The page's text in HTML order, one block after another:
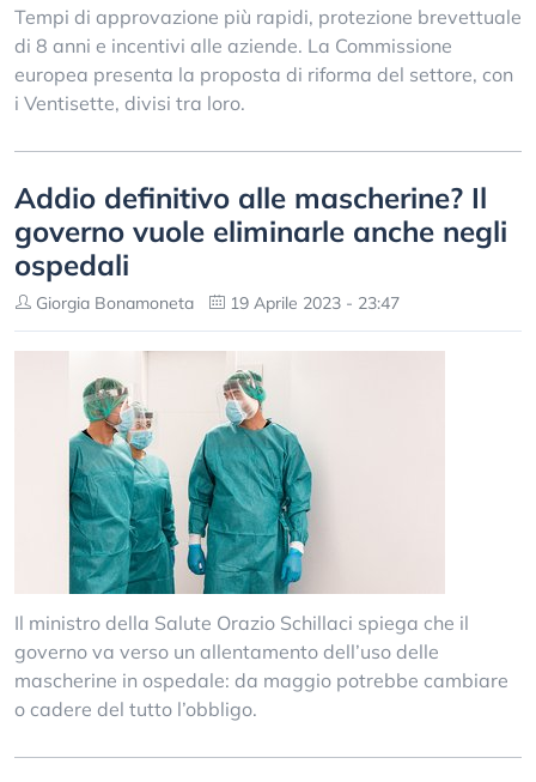
Tempi di approvazione più rapidi, protezione brevettuale
di 8 anni e incentivi alle aziende. La Commissione
europea presenta la proposta di riforma del settore, con
i Ventisette, divisi tra loro.
Addio definitivo alle mascherine? Il
governo vuole eliminarle anche negli
ospedali
Giorgia Bonamoneta 19 Aprile 2023 - 23:47
Il ministro della Salute Orazio Schillaci spiega che il
governo va verso un allentamento dell’uso delle
mascherine in ospedale: da maggio potrebbe cambiare
o cadere del tutto l’obbligo.